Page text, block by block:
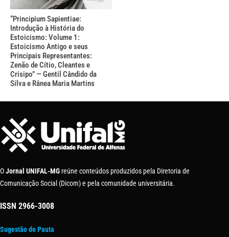
“Principium Sapientiae:
Introdução à História do
Estoicismo: Volume 1:
Estoicismo Antigo e seus
Principais Representantes:
Zenão de Cítio, Cleantes e
Crisipo” — Gentil Cândido da
Silva e Rânea Maria Martins
OJornal UNIFAL-MG reúne conteúdos produzidos pela Diretoria de
Comunicação Social (Dicom) e pela comunidade universitária.
ISSN 2966-3008
Sugestão de Pauta